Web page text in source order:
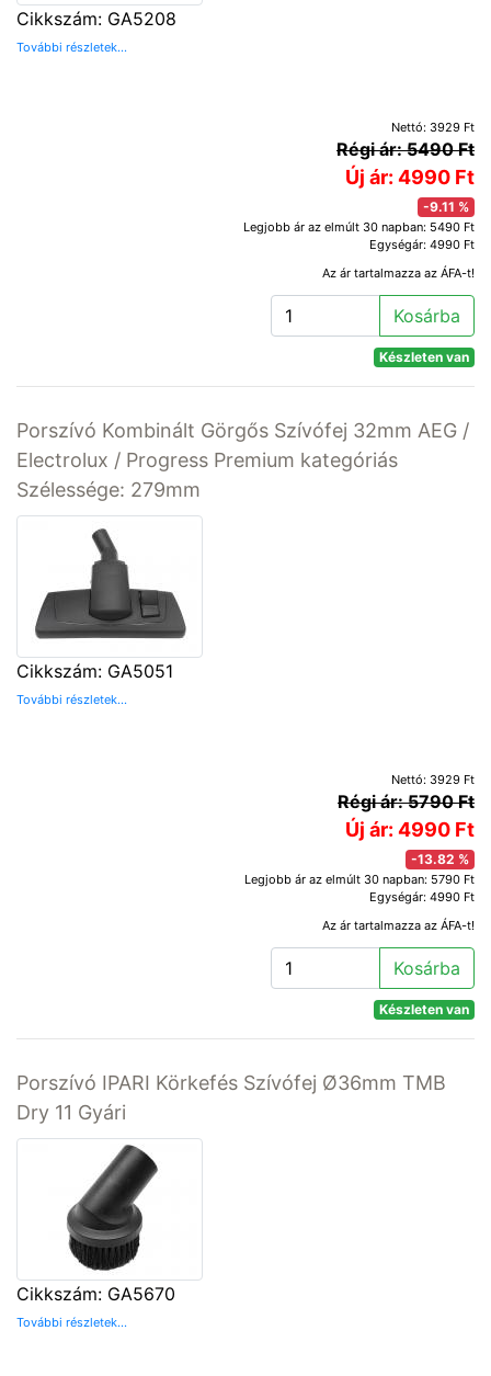
Cikkszám: GA5208
További részletek...
Nettó: 3929 Ft
Régi ár: 5490 Ft
Új ár: 4990 Ft
-9.11 %
Legjobb ár az elmúlt 30 napban: 5490 Ft
Egységár: 4990 Ft
Az ár tartalmazza az ÁFA-t!
Kosárba
Készleten van
Porszívó Kombinált Görgős Szívófej 32mm AEG /
Electrolux / Progress Premium kategóriás
Szélessége: 279mm
Cikkszám: GA5051
További részletek...
Nettó: 3929 Ft
Régi ár: 5790 Ft
Új ár: 4990 Ft
-13.82 %
Legjobb ár az elmúlt 30 napban: 5790 Ft
Egységár: 4990 Ft
Az ár tartalmazza az ÁFA-t!
Kosárba
Készleten van
Porszívó IPARI Körkefés Szívófej Ø36mm TMB
Dry 11 Gyári
Cikkszám: GA5670
További részletek...